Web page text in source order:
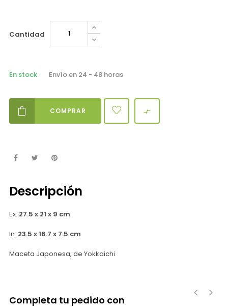
Cantidad
En stock Envío en 24 - 48 horas
COMPRAR 
Descripción
Ex: 27.5 x 21 x 9 cm
In: 23.5 x 16.7 x 7.5 cm
Maceta Japonesa, de Yokkaichi
Completa tu pedido con